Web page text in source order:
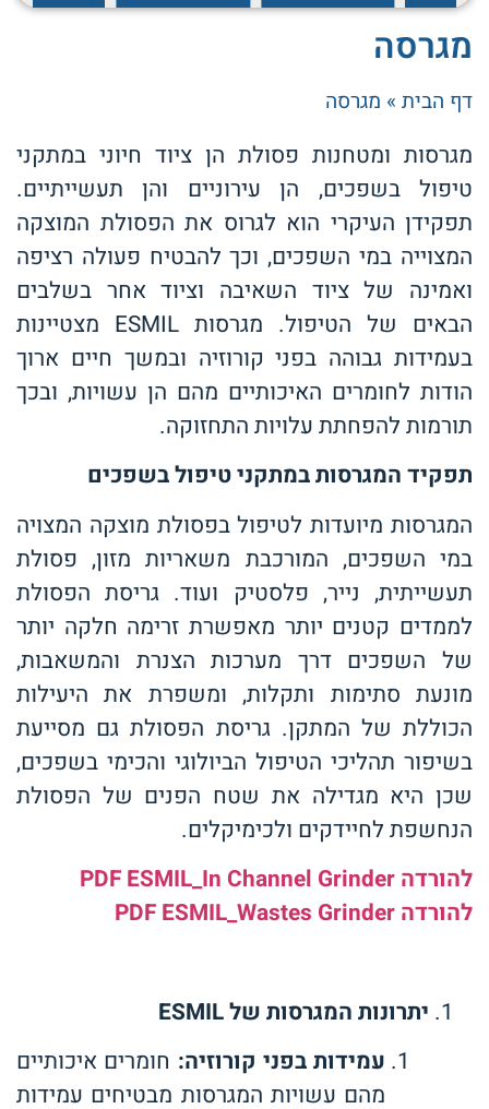
מגרסה
דף הבית » מגרסה
מגרסות ומטחנות פסולת הן ציוד חיוני במתקני
טיפול בשפכים, הן עירוניים והן תעשייתיים.
תפקידן העיקרי הוא לגרוס את הפסולת המוצקה
המצוייה במי השפכים, וכך להבטיח פעולה רציפה
ואמינה של ציוד השאיבה וציוד אחר בשלבים
הבאים של הטיפול. מגרסות ESMIL מצטיינות
בעמידות גבוהה בפני קורוזיה ובמשך חיים ארוך
הודות לחומרים האיכותיים מהם הן עשויות, ובכך
תורמות להפחתת עלויות התחזוקה.
תפקיד המגרסות במתקני טיפול בשפכים
המגרסות מיועדות לטיפול בפסולת מוצקה המצויה
במי השפכים, המורכבת משאריות מזון, פסולת
תעשייתית, נייר, פלסטיק ועוד. גריסת הפסולת
לממדים קטנים יותר מאפשרת זרימה חלקה יותר
של השפכים דרך מערכות הצנרת והמשאבות,
מונעת סתימות ותקלות, ומשפרת את היעילות
הכוללת של המתקן. גריסת הפסולת גם מסייעת
בשיפור תהליכי הטיפול הביולוגי והכימי בשפכים,
שכן היא מגדילה את שטח הפנים של הפסולת
הנחשפת לחיידקים ולכימיקלים.
להורדה PDF ESMIL_In Channel Grinder
להורדה PDF ESMIL_Wastes Grinder
יתרונות המגרסות של
עמידות בפני קורוזיה: חומרים איכותיים
מהם עשויות המגרסות מבטיחים עמידות